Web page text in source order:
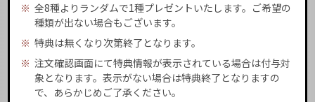
※ 全8種よりランダムで1種プレゼントいたします。ご希望の
種類が出ない場合もございます。
※ 特典は無くなり次第終了となります。
※ 注文確認画面にて特典情報が表示されている場合は付与対
象となります。表示がない場合は特典終了となりますの
で、あらかじめご了承ください。